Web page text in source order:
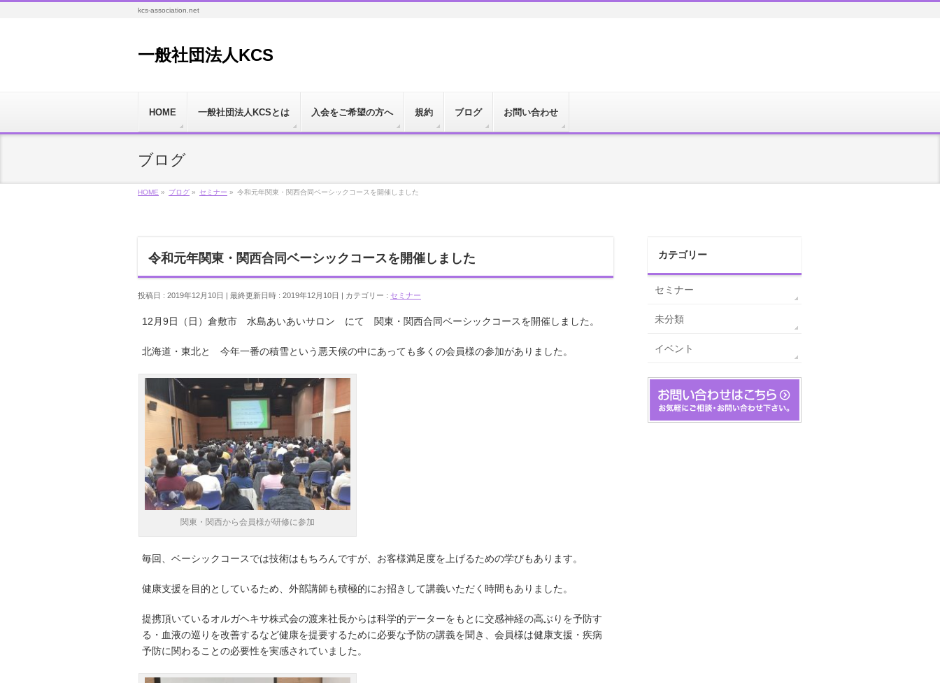
kcs-association.net
一般社団法人KCS
HOME 一般社団法人KCSとは 入会をご希望の方へ 規約 ブログ お問い合わせ
ブログ
HOME » ブログ » セミナー » 令和元年関東・関西合同ベーシックコースを開催しました
令和元年関東・関西合同ベーシックコースを開催しました
投稿日 : 2019年12月10日 最終更新日時 : 2019年12月10日 カテゴリー : セミナー
12月9日（日）倉敷市 水島あいあいサロン にて 関東・関西合同ベーシックコースを開催しました。
北海道・東北と 今年一番の積雪という悪天候の中にあっても多くの会員様の参加がありました。
関東・関西から会員様が研修に参加
毎回、ベーシックコースでは技術はもちろんですが、お客様満足度を上げるための学びもあります。
健康支援を目的としているため、外部講師も積極的にお招きして講義いただく時間もありました。
提携頂いているオルガヘキサ株式会の渡来社長からは科学的データーをもとに交感神経の高ぶりを予防す
る・血液の巡りを改善するなど健康を提要するために必要な予防の講義を聞き、会員様は健康支援・疾病
予防に関わることの必要性を実感されていました。
カテゴリー
セミナー
未分類
イベント